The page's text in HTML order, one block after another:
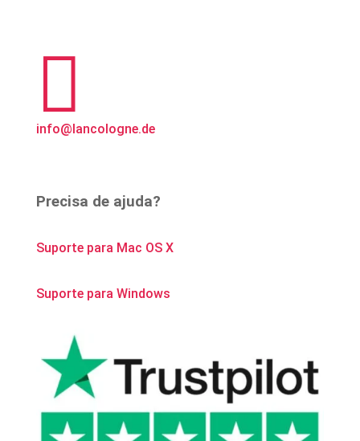

info@lancologne.de
Precisa de ajuda?
Suporte para Mac OS X
Suporte para Windows